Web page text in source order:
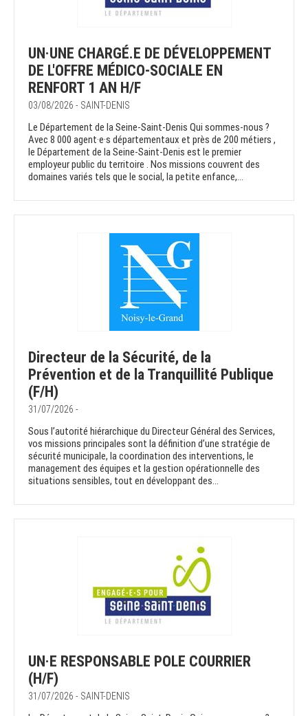
UN·UNE CHARGÉ.E DE DÉVELOPPEMENT
DE L'OFFRE MÉDICO-SOCIALE EN
RENFORT 1 AN H/F
03/08/2026 - SAINT-DENIS
Le Département de la Seine-Saint-Denis Qui sommes-nous ?
Avec 8 000 agent·e·s départementaux et près de 200 métiers ,
le Département de la Seine-Saint-Denis est le premier
employeur public du territoire . Nos missions couvrent des
domaines variés tels que le social, la petite enfance,...
Directeur de la Sécurité, de la
Prévention et de la Tranquillité Publique
(F/H)
31/07/2026 -
Sous l’autorité hiérarchique du Directeur Général des Services,
vos missions principales sont la définition d’une stratégie de
sécurité municipale, la coordination des interventions, le
management des équipes et la gestion opérationnelle des
situations sensibles, tout en développant des...
UN·E RESPONSABLE POLE COURRIER
(H/F)
31/07/2026 - SAINT-DENIS